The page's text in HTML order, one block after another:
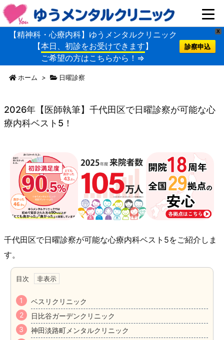
X
【精神科・心療内科】ゆうメンタルクリニック
【本日、初診をお受けできます】
ご希望の方はこちらから！⇒
診察申込
ホーム > 日曜診察
2026年【医師執筆】千代田区で日曜診察が可能な心
療内科ベスト5！
千代田区で日曜診察が可能な心療内科ベスト5をご紹介しま
す。
目次
ベスリクリニック
日比谷ガーデンクリニック
神田淡路町メンタルクリニック